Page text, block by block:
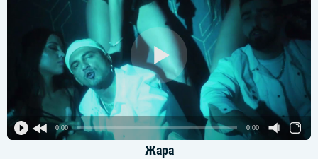
0:00 0:00
Жара